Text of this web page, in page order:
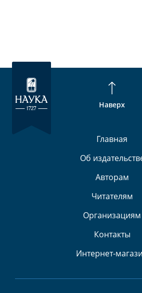
Наверх
Главная
Об
Авторам
Читателям
Организациям
Контакты
Интернет-